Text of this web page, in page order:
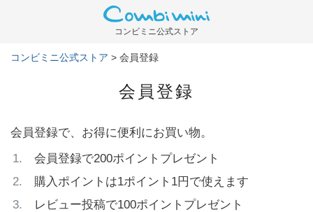
コンビミニ公式ストア
コンビミニ公式ストア 会員登録
会員登録
会員登録で、お得に便利にお買い物。
会員登録で200ポイントプレゼント
購入ポイントは1ポイント1円で使えます
レビュー投稿で100ポイントプレゼント